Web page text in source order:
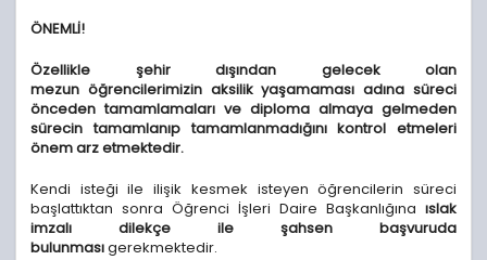
ÖNEMLİ!
Özellikle şehir dışından gelecek olan
mezun öğrencilerimizin aksilik yaşamaması adına süreci
önceden tamamlamaları ve diploma almaya gelmeden
sürecin tamamlanıp tamamlanmadığını kontrol etmeleri
önem arz etmektedir.
Kendi isteği ile ilişik kesmek isteyen öğrencilerin süreci
başlattıktan sonra Öğrenci İşleri Daire Başkanlığına ıslak
imzalı dilekçe ile şahsen başvuruda
bulunmasıgerekmektedir.